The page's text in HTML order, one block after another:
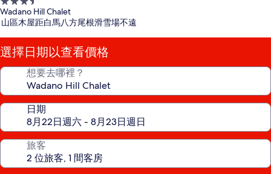
星
級
住
宿
Wadano Hill Chalet
山區木屋距白馬八方尾根滑雪場不遠
選擇日期以查看價格
想要去哪裡？
日期
旅客